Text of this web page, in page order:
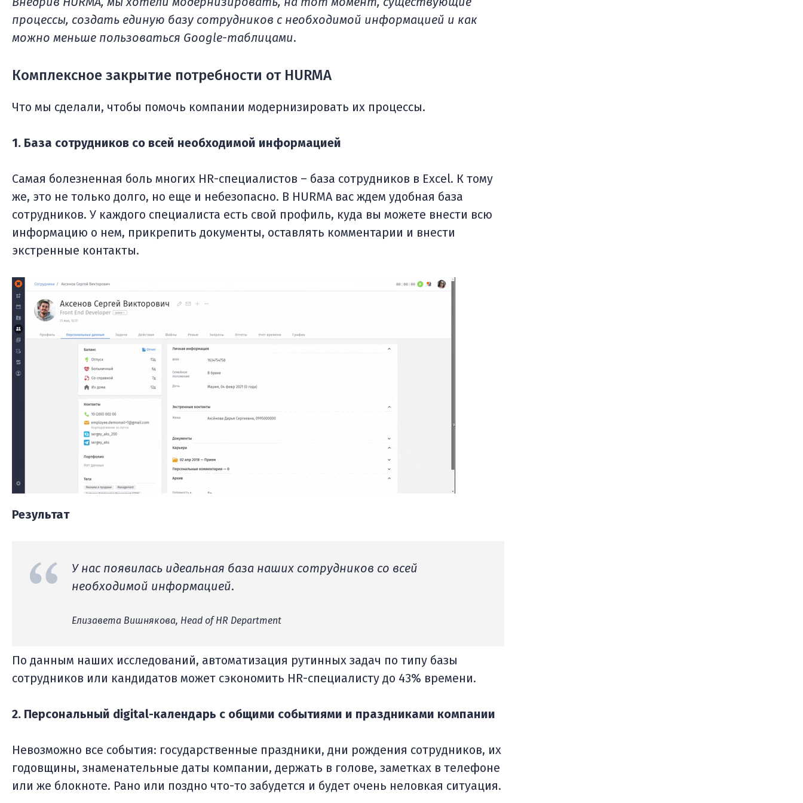
процессы, создать единую базу сотрудников с необходимой информацией и как
можно меньше пользоваться Google-таблицами.
Комплексное закрытие потребности от HURMA
Что мы сделали, чтобы помочь компании модернизировать их процессы.
1. База сотрудников со всей необходимой информацией
Самая болезненная боль многих HR-специалистов – база сотрудников в Excel. К тому
же, это не только долго, но еще и небезопасно. В HURMA вас ждем удобная база
сотрудников. У каждого специалиста есть свой профиль, куда вы можете внести всю
информацию о нем, прикрепить документы, оставлять комментарии и внести
экстренные контакты.
Результат
У нас появилась идеальная база наших сотрудников со всей
необходимой информацией.
Елизавета Вишнякова, Head of HR Department
По данным наших исследований, автоматизация рутинных задач по типу базы
сотрудников или кандидатов может сэкономить HR-специалисту до 43% времени.
2. Персональный digital-календарь с общими событиями и праздниками компании
Невозможно все события: государственные праздники, дни рождения сотрудников, их
годовщины, знаменательные даты компании, держать в голове, заметках в телефоне
или же блокноте. Рано или поздно что-то забудется и будет очень неловкая ситуация.